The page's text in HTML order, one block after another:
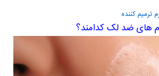
ترمیم کننده
های ضد لک کدامند؟